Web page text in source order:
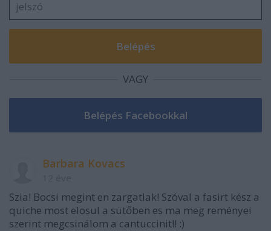
VAGY
Barbara Kovacs
Szia! Bocsi megint en zargatlak! Szóval a fasirt kész a
quiche most elosul a sütőben es ma meg reményei
szerint megcsinálom a cantuccinit!! :)